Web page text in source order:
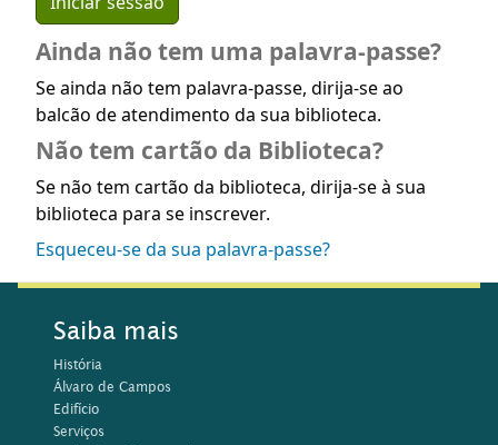
Ainda não tem uma palavra-passe?
Se ainda não tem palavra-passe, dirija-se ao
balcão de atendimento da sua biblioteca.
Não tem cartão da Biblioteca?
Se não tem cartão da biblioteca, dirija-se à sua
biblioteca para se inscrever.
Esqueceu-se da sua palavra-passe?
Saiba mais
História
Álvaro de Campos
Edifício
Serviços